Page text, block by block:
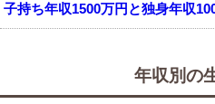
子持ち年収1500万円と独身年収
年収別の